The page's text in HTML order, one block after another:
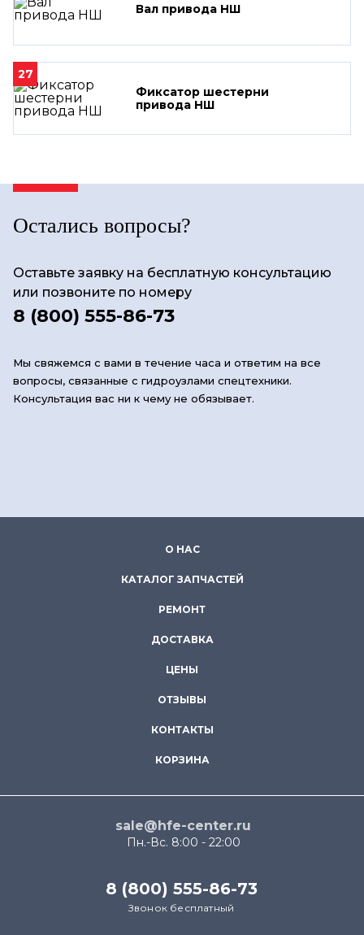
Вал привода НШ
27
Фиксатор шестерни
привода НШ
Остались вопросы?
Оставьте заявку на бесплатную консультацию
или позвоните по номеру
8 (800) 555-86-73
Мы свяжемся с вами в течение часа и ответим на все
вопросы, связанные с гидроузлами спецтехники.
Консультация вас ни к чему не обязывает.
О НАС
КАТАЛОГ ЗАПЧАСТЕЙ
РЕМОНТ
ДОСТАВКА
ЦЕНЫ
ОТЗЫВЫ
КОНТАКТЫ
КОРЗИНА
sale@hfe-center.ru
Пн.-Вс. 8:00 - 22:00
8 (800) 555-86-73
Звонок бесплатный